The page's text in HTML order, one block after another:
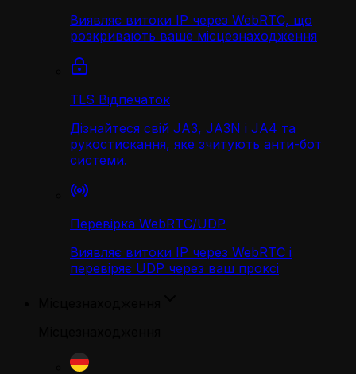
Виявляє витоки IP через WebRTC, що
розкривають ваше місцезнаходження
TLS Відпечаток
Дізнайтеся свій JA3, JA3N і JA4 та
рукостискання, яке зчитують анти-бот
системи.
Перевірка WebRTC/UDP
Виявляє витоки IP через WebRTC і
перевіряє UDP через ваш проксі